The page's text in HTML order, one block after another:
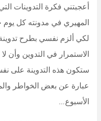
أعجبتني فكرة التدوينات
المهيري في مدونته كل يوم
لكي ألزم نفسي بطرح
الاستمرار في التدوين وأن
ستكون هذه التدوينة على
عبارة عن بعض الخواطر
الأسبوع…